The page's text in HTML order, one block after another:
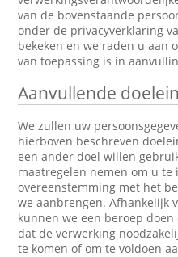
van de bovenstaande
onder de privacyverklaring
bekeken en we raden u aan
van toepassing is in
Aanvullende
We zullen uw
hierboven beschreven
een ander doel willen
maatregelen nemen om u te
overeenstemming met het
we aanbrengen. Afhankelijk
kunnen we een beroep
dat de verwerking
te komen of om te voldoen